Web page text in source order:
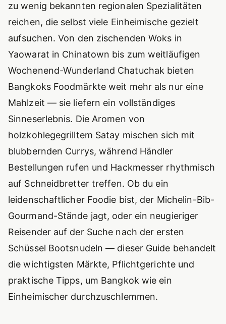
zu wenig bekannten regionalen Spezialitäten
reichen, die selbst viele Einheimische gezielt
aufsuchen. Von den zischenden Woks in
Yaowarat in Chinatown bis zum weitläufigen
Wochenend-Wunderland Chatuchak bieten
Bangkoks Foodmärkte weit mehr als nur eine
Mahlzeit — sie liefern ein vollständiges
Sinneserlebnis. Die Aromen von
holzkohlegegrilltem Satay mischen sich mit
blubbernden Currys, während Händler
Bestellungen rufen und Hackmesser rhythmisch
auf Schneidbretter treffen. Ob du ein
leidenschaftlicher Foodie bist, der Michelin-Bib-
Gourmand-Stände jagt, oder ein neugieriger
Reisender auf der Suche nach der ersten
Schüssel Bootsnudeln — dieser Guide behandelt
die wichtigsten Märkte, Pflichtgerichte und
praktische Tipps, um Bangkok wie ein
Einheimischer durchzuschlemmen.